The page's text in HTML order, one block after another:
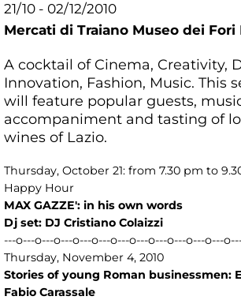
21/10 - 02/12/2010
Mercati di Traiano Museo dei
A cocktail of Cinema, Creativity,
Innovation, Fashion, Music. This
will feature popular guests,
accompaniment and tasting of
wines of Lazio.
Thursday, October 21: from 7.30 pm to
Happy Hour
MAX GAZZE': in his own words
Dj set: DJ Cristiano Colaizzi
---o---o---o---o---o---o---o---o---o---o---o---
Thursday, November 4, 2010
Stories of young Roman businessmen:
Fabio Carassale